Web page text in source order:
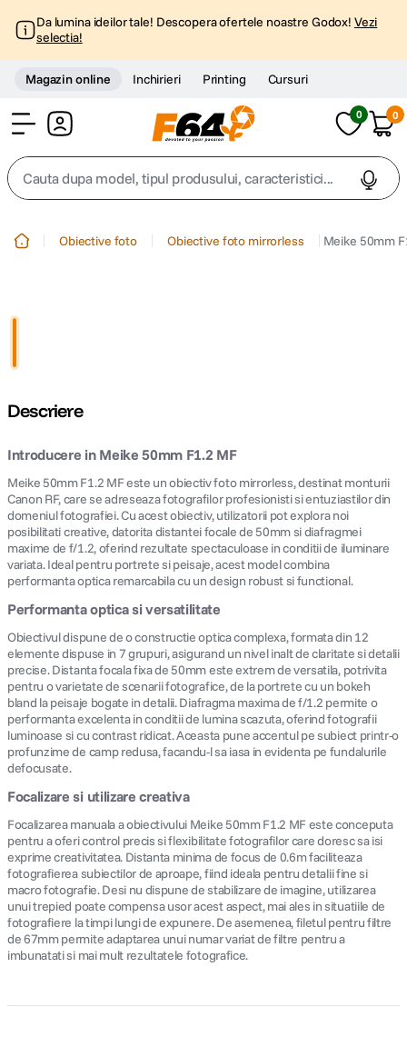
Da lumina ideilor tale! Descopera ofertele noastre Godox! Vezi
selectia!
Magazin online Inchirieri Printing Cursuri
0 0
Cauta dupa model, tipul produsului, caracteristici...
5 lavaliera
6. canon sx740 hs
7. card memorie
8. sony fx
dji mic mini
10 . dji osmo pocket 4
Obiective foto Obiective foto mirrorless Meike 50mm
Descriere
Introducere in Meike 50mm F1.2 MF
Meike 50mm F1.2 MF este un obiectiv foto mirrorless, destinat monturii
Canon RF, care se adreseaza fotografilor profesionisti si entuziastilor din
domeniul fotografiei. Cu acest obiectiv, utilizatorii pot explora noi
posibilitati creative, datorita distantei focale de 50mm si diafragmei
maxime de f/1.2, oferind rezultate spectaculoase in conditii de iluminare
variata. Ideal pentru portrete si peisaje, acest model combina
performanta optica remarcabila cu un design robust si functional.
Performanta optica si versatilitate
Obiectivul dispune de o constructie optica complexa, formata din 12
elemente dispuse in 7 grupuri, asigurand un nivel inalt de claritate si detalii
precise. Distanta focala fixa de 50mm este extrem de versatila, potrivita
pentru o varietate de scenarii fotografice, de la portrete cu un bokeh
bland la peisaje bogate in detalii. Diafragma maxima de f/1.2 permite o
performanta excelenta in conditii de lumina scazuta, oferind fotografii
luminoase si cu contrast ridicat. Aceasta pune accentul pe subiect printr-o
profunzime de camp redusa, facandu-l sa iasa in evidenta pe fundalurile
defocusate.
Focalizare si utilizare creativa
Focalizarea manuala a obiectivului Meike 50mm F1.2 MF este conceputa
pentru a oferi control precis si flexibilitate fotografilor care doresc sa isi
exprime creativitatea. Distanta minima de focus de 0.6m faciliteaza
fotografierea subiectilor de aproape, fiind ideala pentru detalii fine si
macro fotografie. Desi nu dispune de stabilizare de imagine, utilizarea
unui trepied poate compensa usor acest aspect, mai ales in situatiile de
fotografiere la timpi lungi de expunere. De asemenea, filetul pentru filtre
de 67mm permite adaptarea unui numar variat de filtre pentru a
imbunatati si mai mult rezultatele fotografice.